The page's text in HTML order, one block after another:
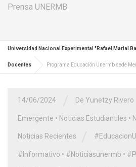
Prensa UNERMB
Universidad Nacional Experimental "Rafael Marial
Docentes Programa Educación Unermb sede
14/06/2024 De Yunetzy Rivero
Emergente • Noticias Estudiantiles •
Noticias Recientes
#Informativo • #Noticiasunermb •